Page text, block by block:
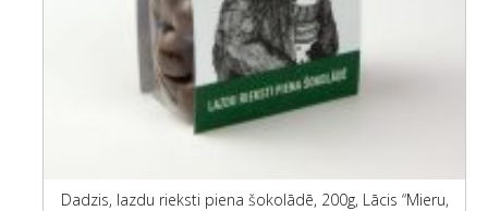
Dadzis, lazdu rieksti piena šokolādē, 200g, Lācis “Mieru,